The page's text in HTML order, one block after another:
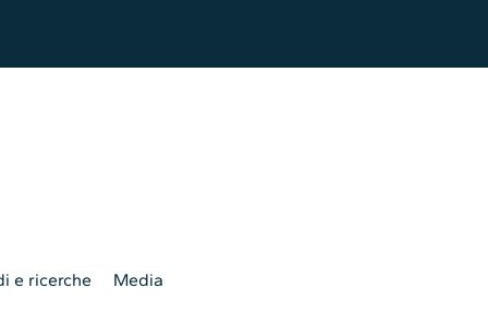
e ricerche Media